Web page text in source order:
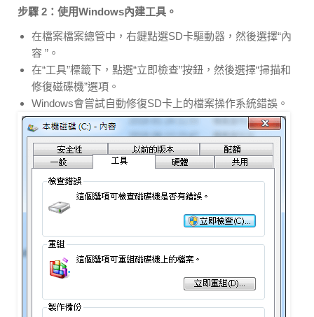
步驟 2：使用Windows內建工具。
在檔案檔案總管中，右鍵點選SD卡驅動器，然後選擇“內
容 ”。
在“工具”標籤下，點選“立即檢查”按鈕，然後選擇“掃描和
修復磁碟機”選項。
Windows會嘗試自動修復SD卡上的檔案操作系統錯誤。